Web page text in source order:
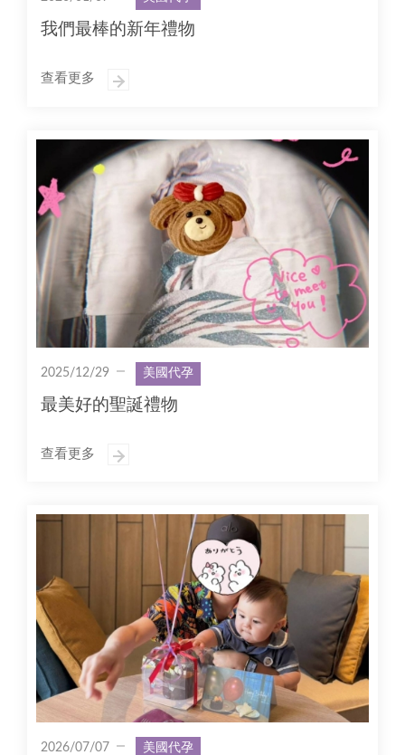
我們最棒的新年禮物
查看更多
2025/12/29 美國代孕
最美好的聖誕禮物
查看更多
2026/07/07 美國代孕